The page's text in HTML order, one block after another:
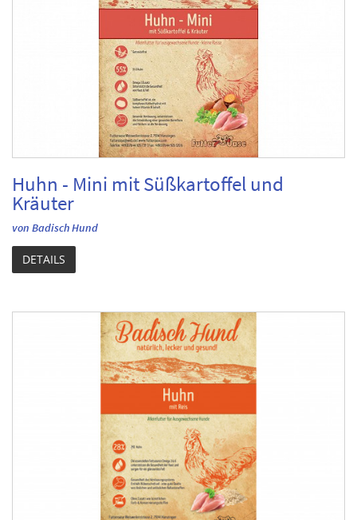
Huhn - Mini mit Süßkartoffel und
Kräuter
von Badisch Hund
DETAILS